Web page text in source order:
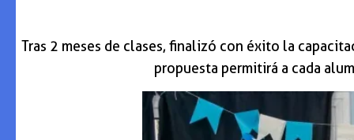
Tras 2 meses de clases, finalizó con éxito la
propuesta permitirá a cada